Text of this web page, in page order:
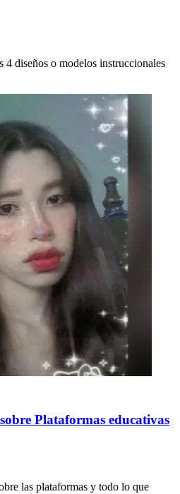
4 diseños o modelos instruccionales
Plataformas educativas
las plataformas y todo lo que